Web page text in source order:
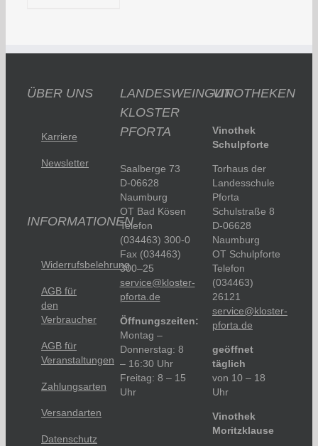
ÜBER UNS
Karriere
Newsletter
INFORMATIONEN
Widerrufsbelehrung
AGB für
den
Verbraucher
AGB für
Veranstaltungen
Zahlungsarten
Versandarten
Datenschutz
LANDESWEINGUT
KLOSTER
PFORTA
Saalberge 73
D-06628
Naumburg
OT Bad Kösen
Telefon
(034463) 300-0
Fax (034463)
300–25
service@kloster-
pforta.de
Öffnungszeiten:
Montag –
Donnerstag: 8
– 16:30 Uhr
Freitag: 8 – 15
Uhr
VINOTHEKEN
Vinothek
Schulpforte
Torhaus der
Landesschule
Pforta
Schulstraße 8
D-06628
Naumburg
OT Schulpforte
Telefon
(034463)
26121
service@kloster-
pforta.de
geöffnet
täglich
von 10 – 18
Uhr
Vinothek
Moritzklause